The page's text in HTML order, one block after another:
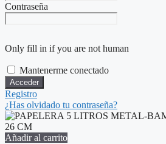
Contraseña
Only fill in if you are not human
Mantenerme conectado
Registro
¿Has olvidado tu contraseña?
Añadir al carrito